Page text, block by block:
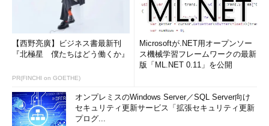
【西野亮廣】ビジネス書最新刊
『北極星 僕たちはどう働くか』
PR(FINCHI on GOETHE)
Microsoftが.NET用オープンソー
ス機械学習フレームワークの最新
版「ML.NET 0.11」を公開
オンプレミスのWindows Server／SQL Server向け
セキュリティ更新サービス「拡張セキュリティ更新
プログ...